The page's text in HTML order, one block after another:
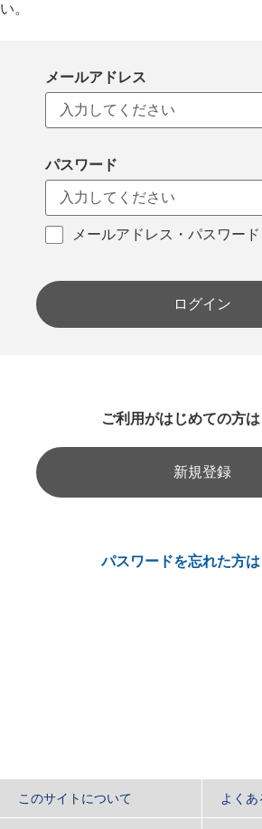
い。
メールアドレス
パスワード
メールアドレス・パスワー
ログイン
ご利用がはじめての方
新規登録
パスワードを忘れた方
このサイトについて よくあ